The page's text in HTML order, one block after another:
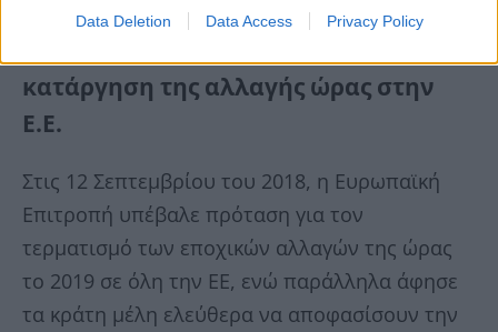
Data Deletion Data Access Privacy Policy
κατάργηση της αλλαγής ώρας στην
Ε.Ε.
Στις 12 Σεπτεμβρίου του 2018, η Ευρωπαϊκή
Επιτροπή υπέβαλε πρόταση για τον
τερματισμό των εποχικών αλλαγών της ώρας
το 2019 σε όλη την ΕΕ, ενώ παράλληλα άφησε
τα κράτη μέλη ελεύθερα να αποφασίσουν την